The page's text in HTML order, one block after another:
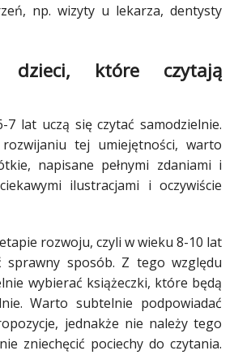
np. wizyty u lekarza, dentysty
dzieci, które czytają
7 lat uczą się czytać samodzielnie.
tej umiejętności, warto
napisane pełnymi zdaniami i
ilustracjami i oczywiście
rozwoju, czyli w wieku 8-10 lat
sprawny sposób. Z tego względu
wybierać książeczki, które będą
Warto subtelnie podpowiadać
jednakże nie należy tego
zniechęcić pociechy do czytania.